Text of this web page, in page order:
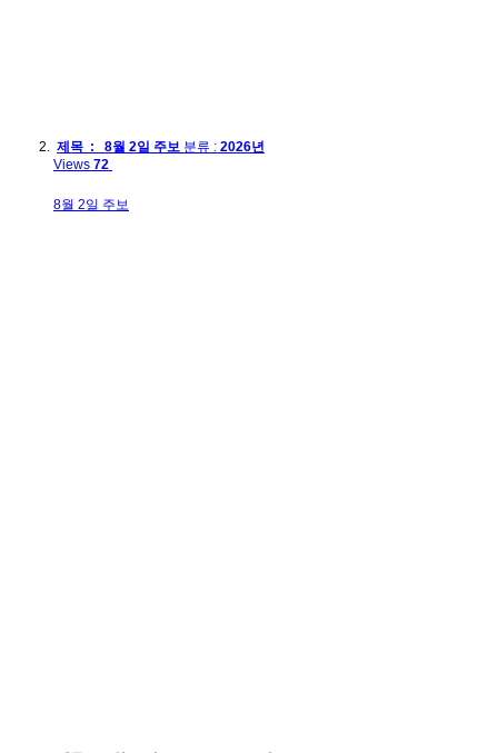
제목 : 8월 2일 주보 분류 : 2026년
Views 72
8월 2일 주보